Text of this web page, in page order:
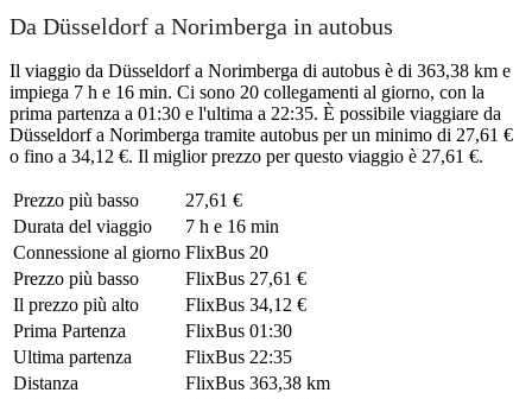
Da Düsseldorf a Norimberga in autobus
Il viaggio da Düsseldorf a Norimberga di autobus è di 363,38 km e
impiega 7 h e 16 min. Ci sono 20 collegamenti al giorno, con la
prima partenza a 01:30 e l'ultima a 22:35. È possibile viaggiare da
Düsseldorf a Norimberga tramite autobus per un minimo di 27,61 €
o fino a 34,12 €. Il miglior prezzo per questo viaggio è 27,61 €.
Prezzo più basso
27,61 €
Durata del viaggio
7 h e 16 min
Connessione al giorno FlixBus 20
Prezzo più basso
FlixBus 27,61 €
Il prezzo più alto
FlixBus 34,12 €
Prima Partenza
FlixBus 01:30
Ultima partenza
FlixBus 22:35
Distanza
FlixBus 363,38 km